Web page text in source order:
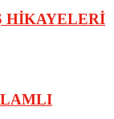
HİKAYELERİ